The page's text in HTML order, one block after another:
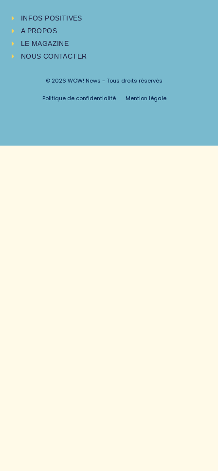
INFOS POSITIVES
A PROPOS
LE MAGAZINE
NOUS CONTACTER
© 2026 WOW! News - Tous droits réservés
Politique de confidentialité Mention légale